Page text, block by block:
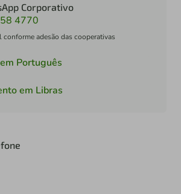
Corporativo
4770
adesão das cooperativas
Português
em Libras